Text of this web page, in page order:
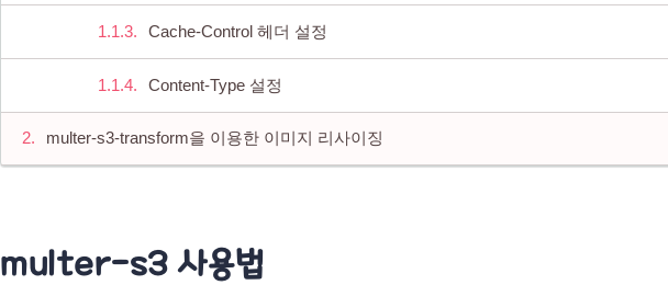
Cache-Control 헤더 설정
Content-Type 설정
multer-s3-transform을 이용한 이미지 리사이징
multer-s3 사용법